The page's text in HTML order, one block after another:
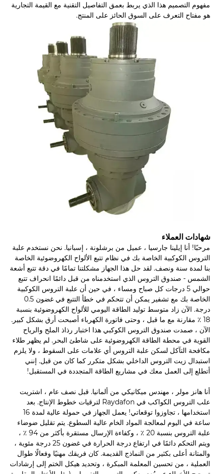
مفهوم التصميم هذا الذي يربط بعمق التفاصيل التقنية مع القيمة التجارية
هو مفتاح التعرف على السوق الحائز على المنتج.
شهادات العملاء
مرحبًا! أنا إيلينا جارسيا ، عميل من برشلونة ، إسبانيا. نحن نستخدم علبة
التروس الكوكبية الخاصة بك في نظام تتبع الألواح الكهروضوئية الخاصة
بنا لمدة سنة ونصف. لقد حل هذا الجهاز مشكلتنا تمامًا في دقة تتبع أشعة
الشمس - صندوق التروس الذي استخدمناه من قبل دائمًا انحراف تتبع
حوالي 5 درجات كل صباح ومساء ، في حين أن علبة التروس الكوكبية
الخاصة بك مع تشفير يمكن أن تتحكم في خطأ التتبع في غضون 0.5
درجة. الآن زاد متوسط توليد الطاقة اليومي للألواح الكهروضوئية بنسبة
18 ٪ مقارنة مع ما قبل ، وحتى فاتورة الكهرباء أصبحت أرق بشكل كبير.
الآن ، صمدت صندوق التروس الكوكبي هذا اختبار رذاذ الملح والرياح
القوية في محطة الطاقة الكهروضوئية على شاطئ البحر. لم يظهر طلاء
مكافحة التآكل لسكن علبة التروس أي علامات على السقوط ، ولا يلزم
استبدال زيت التروس الداخلي بشكل متكرر كما كان من قبل. إنني
أتطلع إلى العمل معك في مشاريع الطاقة المتجددة في المستقبل!
أنا هانز مولر ، مهندس ميكانيكي من ألمانيا. قبل نصف عام ، اشتريت
علب التروس الكواكب في Raydafon لترقيات خطوط الإنتاج. بعد
استخدامها ، تجاوزوا توقعاتي! يعمل الجهاز في حمولة عالية لمدة 16
ساعة في اليوم لمعالجة المواد الخام عالية السطوع. يتم تقليل ضوضاء
علبة التروس بنسبة 20 ٪ ، وكفاءة الإرسال مستقرة بأكثر من 94 ٪ ،
ويتم التحكم دائمًا في ارتفاع درجة الحرارة في غضون 25 درجة مئوية ،
والمتانة أعلى بكثير من النماذج القديمة. كان فريقك مهنيًا وفعالًا طوال
العملية ، من تحسين المعلمة المبكرة ، وتحديد هيكل الختم إلى إرشادات